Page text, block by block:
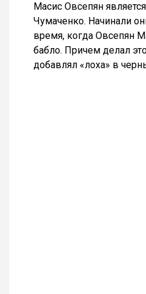
Масис Овсепян
Чумаченко. Начинали
время, когда Овсепян
бабло. Причем делал
добавлял «лоха» в